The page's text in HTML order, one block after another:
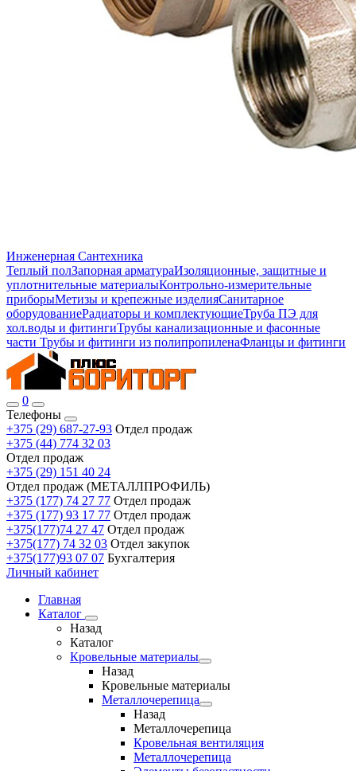
Инженерная Сантехника
Теплый полЗапорная арматураИзоляционные, защитные и
уплотнительные материалыКонтрольно-измерительные
приборыМетизы и крепежные изделияСанитарное
оборудованиеРадиаторы и комплектующиеТруба ПЭ для
хол.воды и фитингиТрубы канализационные и фасонные
части Трубы и фитинги из полипропиленаФланцы и фитинги
0
Телефоны
+375 (29) 687-27-93 Отдел продаж
+375 (44) 774 32 03
Отдел продаж
+375 (29) 151 40 24
Отдел продаж (МЕТАЛЛПРОФИЛЬ)
+375 (177) 74 27 77 Отдел продаж
+375 (177) 93 17 77 Отдел продаж
+375(177)74 27 47 Отдел продаж
+375(177) 74 32 03 Отдел закупок
+375(177)93 07 07 Бухгалтерия
Личный кабинет
Главная
Каталог
Назад
Каталог
Кровельные материалы
Назад
Кровельные материалы
Металлочерепица
Назад
Металлочерепица
Кровельная вентиляция
Металлочерепица